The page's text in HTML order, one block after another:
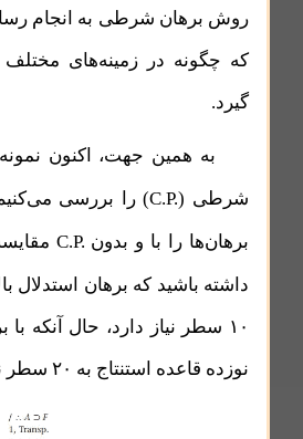
روش برهان شرطی به انجام
که چگونه در زمینه‌های مختلف
گیرد.
به همین جهت، اکنون
شرطی (C.P.) را بررسی
برهان‌ها را با و بدون C.P.
داشته باشید که برهان استدلال
۱۰ سطر نیاز دارد، حال آنکه
نوزده قاعده استنتاج به ۲۰ سطر نیاز دارد.